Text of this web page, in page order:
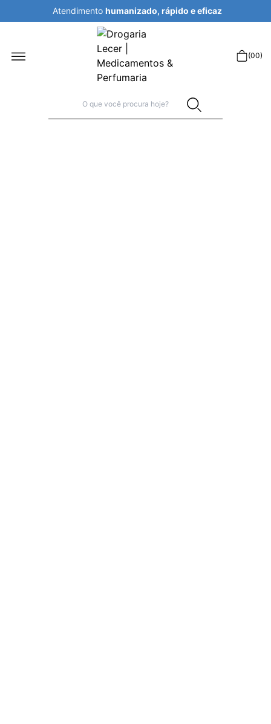
Atendimento humanizado, rápido e eficaz
(00)